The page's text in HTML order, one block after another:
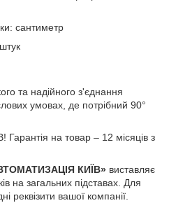
сантиметр
та надійного з'єднання
умовах, де потрібний 90°
Гарантія на товар – 12 місяців з
КИЇВ» виставляє
на загальних підставах. Для
реквізити вашої компанії.